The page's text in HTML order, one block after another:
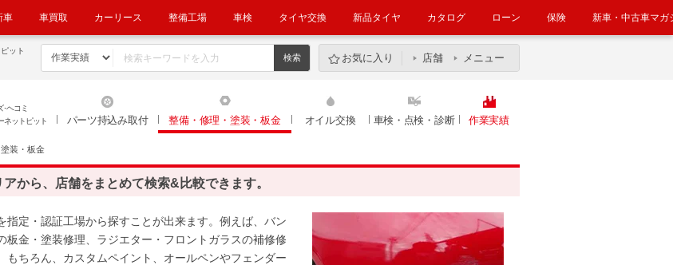
車 車買取 カーリース 整備工場 車検 タイヤ交換 新品タイヤ カタログ ローン 保険 新車・中古車マガ
ット
お気に入り 店舗 メニュー
･ヘコミ
ネットピット
パーツ持込み取付 整備・修理・塗装・板金 オイル交換 車検・点検・診断 作業実績
装・板金
から、店舗をまとめて検索&比較できます。
定・認証工場から探すことが出来ます。 例えば、バン
金・塗装修理、ラジエター・フロントガラスの補修修
もちろん、カスタムペイント、オールペンやフェンダー